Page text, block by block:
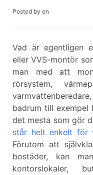
Posted by on
Vad är egentligen
eller VVS-montör
man med att
rörsystem,
badrum till exempel
det mesta som gör
står helt enkelt för
Förutom att
bostäder, kan
kontorslokaler,